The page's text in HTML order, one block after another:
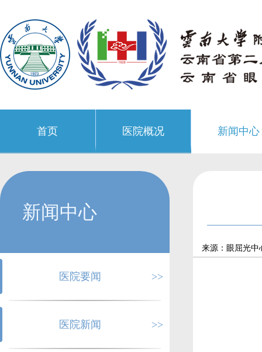
首页 医院概况 新闻中心
新闻中心
医院要闻 >>
医院新闻 >>
来源：眼屈光中